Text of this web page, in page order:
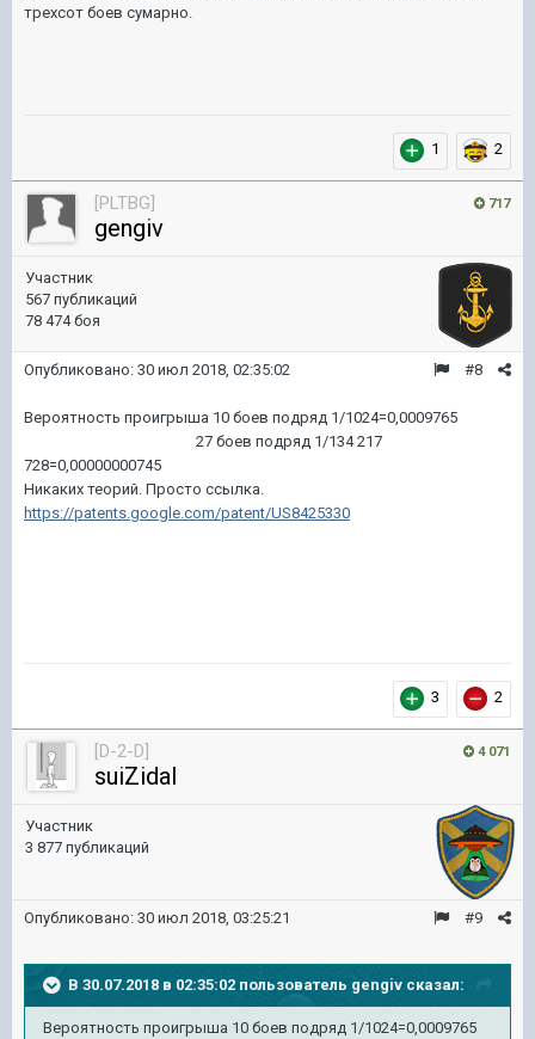
трехсот боев сумарно.
1 2
717
[PLTBG]
gengiv
Участник
567 публикаций
78 474 боя
#8
Опубликовано: 30 июл 2018, 02:35:02
Вероятность проигрыша 10 боев подряд 1/1024=0,0009765
27 боев подряд 1/134 217
728=0,00000000745
Никаких теорий. Просто ссылка.
https://patents.google.com/patent/US8425330
3 2
4 071
[D-2-D]
suiZidal
Участник
3 877 публикаций
#9
Опубликовано: 30 июл 2018, 03:25:21
В 30.07.2018 в 02:35:02 пользователь gengiv сказал:
Вероятность проигрыша 10 боев подряд 1/1024=0,0009765